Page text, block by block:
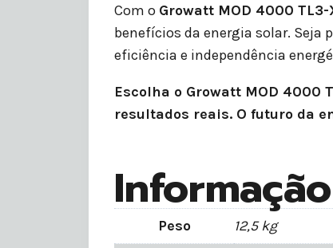
Com o Growatt MOD 4000 TL3-
benefícios da energia solar. Seja
eficiência e independência
Escolha o Growatt MOD 4000
resultados reais. O futuro da
Peso
12,5 kg